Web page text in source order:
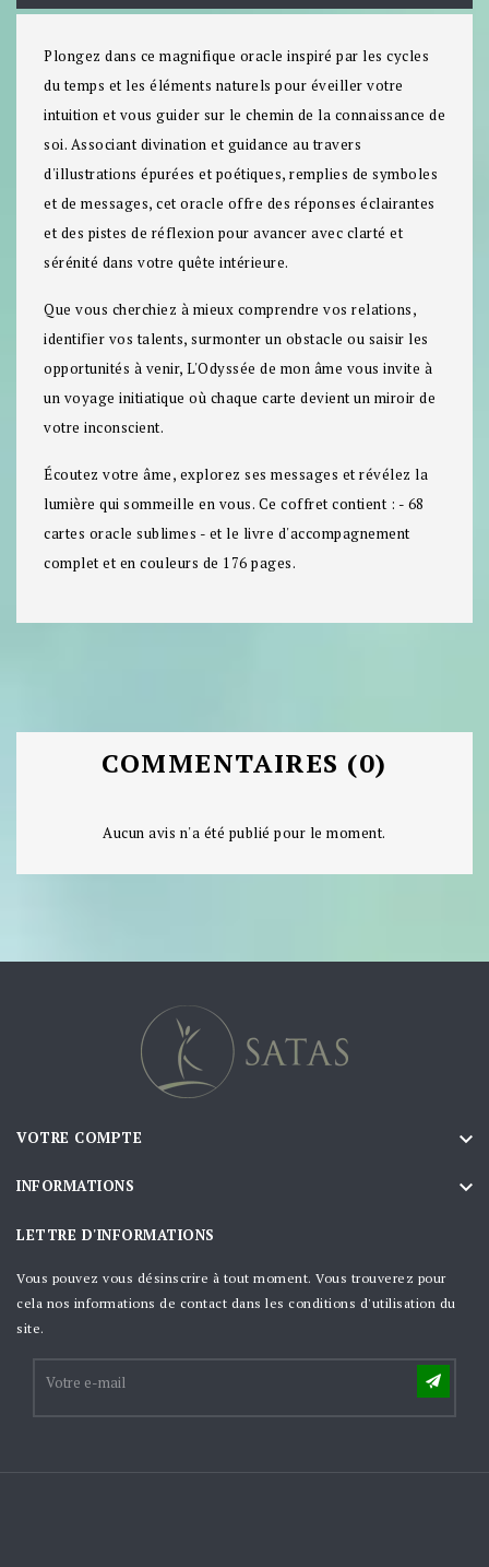
Plongez dans ce magnifique oracle inspiré par les cycles
du temps et les éléments naturels pour éveiller votre
intuition et vous guider sur le chemin de la connaissance de
soi. Associant divination et guidance au travers
d'illustrations épurées et poétiques, remplies de symboles
et de messages, cet oracle offre des réponses éclairantes
et des pistes de réflexion pour avancer avec clarté et
sérénité dans votre quête intérieure.
Que vous cherchiez à mieux comprendre vos relations,
identifier vos talents, surmonter un obstacle ou saisir les
opportunités à venir, L'Odyssée de mon âme vous invite à
un voyage initiatique où chaque carte devient un miroir de
votre inconscient.
Écoutez votre âme, explorez ses messages et révélez la
lumière qui sommeille en vous. Ce coffret contient : - 68
cartes oracle sublimes - et le livre d'accompagnement
complet et en couleurs de 176 pages.
COMMENTAIRES (0)
Aucun avis n'a été publié pour le moment.
VOTRE COMPTE 
INFORMATIONS 
LETTRE D'INFORMATIONS
Vous pouvez vous désinscrire à tout moment. Vous trouverez pour
cela nos informations de contact dans les conditions d'utilisation du
site.